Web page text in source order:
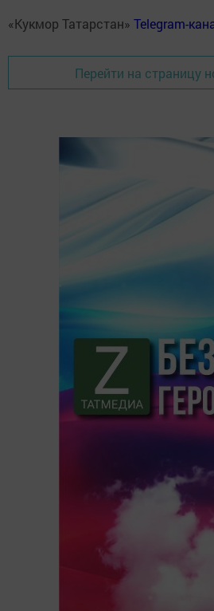
«Кукмор Татарстан» Telegram-
Перейти на страницу